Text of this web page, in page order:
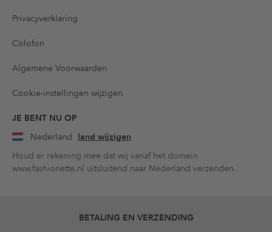
Privacyverklaring
Colofon
Algemene Voorwaarden
Cookie-instellingen wijzigen
JE BENT NU OP
Nederland land wijzigen
Houd er rekening mee dat wij vanaf het domein
www.fashionette.nl uitsluitend naar Nederland verzenden.
BETALING EN VERZENDING